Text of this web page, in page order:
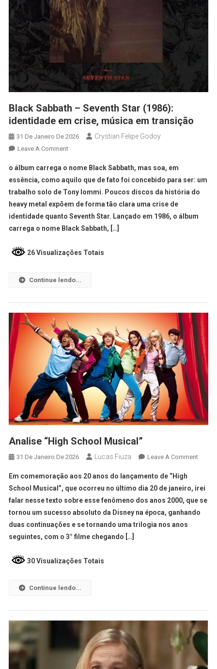
Black Sabbath – Seventh Star (1986):
identidade em crise, música em transição
31 De Janeiro De 2026 Crystian Felipe Godoy
Leave A Comment
o álbum carrega o nome Black Sabbath, mas soa, em
essência, como aquilo que de fato foi concebido para ser: um
trabalho solo de Tony Iommi. Poucos discos da história do
heavy metal expõem de forma tão clara uma crise de
identidade quanto Seventh Star. Lançado em 1986, o álbum
carrega o nome Black Sabbath, […]
26 Visualizações Totais
Continue lendo...
Analise “High School Musical”
31 De Janeiro De 2026 Lucas Fiuza Leave A Comment
Em comemoração aos 20 anos do lançamento de “High
School Musical”, que ocorreu no último dia 20 de janeiro, irei
falar nesse texto sobre esse fenômeno dos anos 2000, que se
tornou um sucesso absoluto da Disney na época, ganhando
duas continuações e se tornando uma trilogia nos anos
seguintes, com o 3° filme chegando […]
30 Visualizações Totais
Continue lendo...